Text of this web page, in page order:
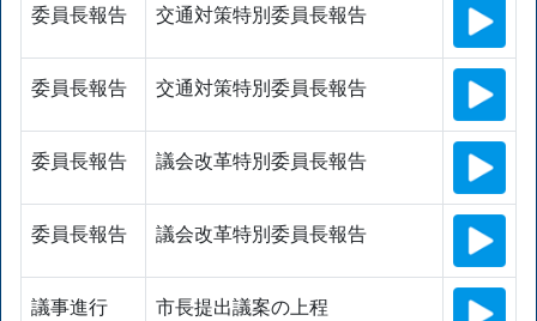
委員長報告 交通対策特別委員長報告
委員長報告 交通対策特別委員長報告
委員長報告 議会改革特別委員長報告
委員長報告 議会改革特別委員長報告
議事進行
市長提出議案の上程